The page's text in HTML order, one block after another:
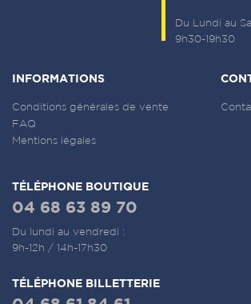
Du Lundi au
9h30-19h30
INFORMATIONS
Conditions générales de vente
FAQ
Mentions légales
TÉLÉPHONE BOUTIQUE
04 68 63 89 70
Du lundi au vendredi :
9h-12h / 14h-17h30
TÉLÉPHONE BILLETTERIE